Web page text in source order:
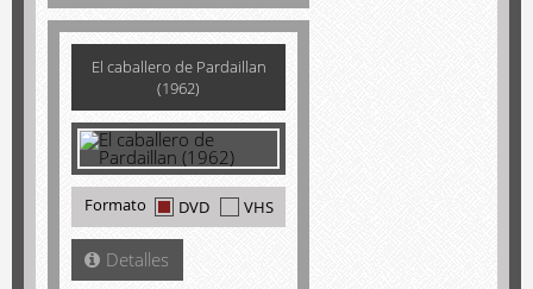
El caballero de Pardaillan
(1962)
Formato DVD VHS
Detalles